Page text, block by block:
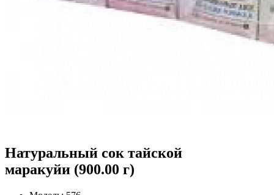
Натуральный сок тайской
маракуйи (900.00 г)